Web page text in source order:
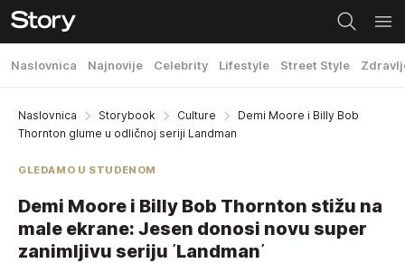
Naslovnica Najnovije Celebrity Lifestyle Street Style
Naslovnica Storybook Culture
Demi Moore i Billy Bob
Thornton glume u odličnoj seriji Landman
GLEDAMO U STUDENOM
Demi Moore i Billy Bob Thornton stižu na
male ekrane: Jesen donosi novu super
zanimljivu seriju ᾽Landman᾽